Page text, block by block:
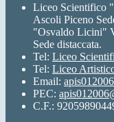
Liceo Scientifico
Ascoli Piceno
"Osvaldo Licini"
Sede distaccata.
Tel: Liceo
Tel: Liceo
Email:
PEC:
C.F.: